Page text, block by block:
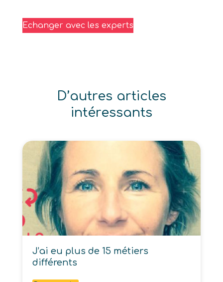
Echanger avec les experts
D’autres articles
intéressants
J’ai eu plus de 15 métiers
différents